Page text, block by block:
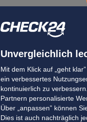
Unvergleichlich
Mit dem Klick auf „geht
ein verbessertes
kontinuierlich zu
Partnern personalisierte
Über „anpassen” können
Dies ist auch nachträglich